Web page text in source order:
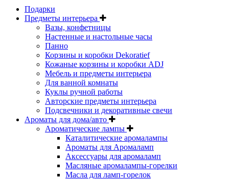
Подарки
Предметы интерьера
Вазы, конфетницы
Настенные и настольные часы
Панно
Корзины и коробки Dekoratief
Кожаные корзины и коробки ADJ
Мебель и предметы интерьера
Для ванной комнаты
Куклы ручной работы
Авторские предметы интерьера
Подсвечники и декоративные свечи
Ароматы для дома/авто
Ароматические лампы
Каталитические аромалампы
Ароматы для Аромаламп
Аксессуары для аромаламп
Масляные аромалампы-горелки
Масла для ламп-горелок